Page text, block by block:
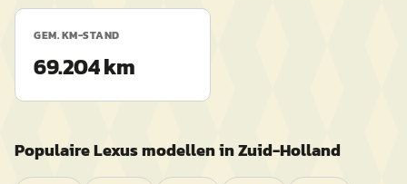
GEM. KM-STAND
69.204 km
PopulaireLexusmodellen inZuid-Holland